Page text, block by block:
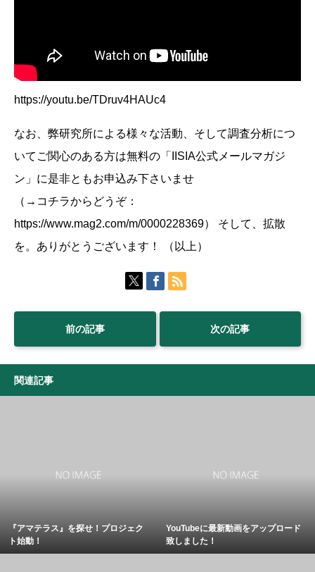
https://youtu.be/TDruv4HAUc4
なお、弊研究所による様々な活動、そして調査分析につ
いてご関心のある方は無料の「IISIA公式メールマガジ
ン」に是非ともお申込み下さいませ
（→コチラからどうぞ：
https://www.mag2.com/m/0000228369） そして、拡散
を。ありがとうございます！ （以上）
前の記事 次の記事
関連記事
『アマテラス』を探せ！プロジェク
ト始動！
YouTubeに最新動画をアップロード
致しました！